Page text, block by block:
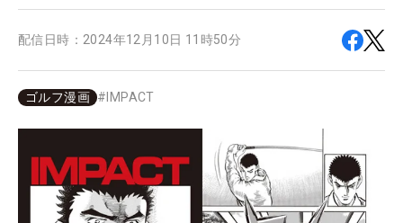
配信日時： 2024年12月10日 11時50分
ゴルフ漫画 # IMPACT